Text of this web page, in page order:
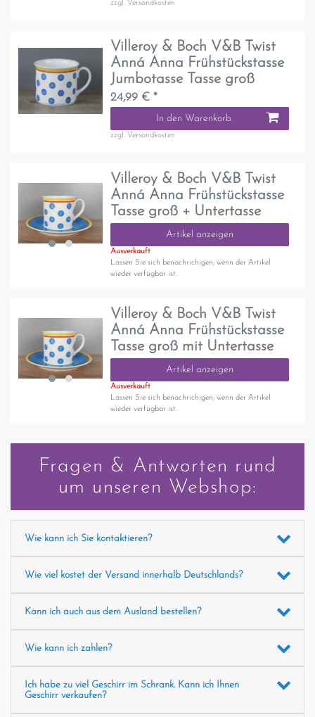
zzgl. Versandkosten
Villeroy & Boch V&B Twist
Anná Anna Frühstückstasse
Jumbotasse Tasse groß
24,99 € *
In den Warenkorb
zzgl. Versandkosten
Villeroy & Boch V&B Twist
Anná Anna Frühstückstasse
Tasse groß + Untertasse
Artikel anzeigen
Ausverkauft
Lassen Sie sich benachrichigen, wenn der Artikel
wieder verfügbar ist.
Villeroy & Boch V&B Twist
Anná Anna Frühstückstasse
Tasse groß mit Untertasse
Artikel anzeigen
Ausverkauft
Lassen Sie sich benachrichigen, wenn der Artikel
wieder verfügbar ist.
Fragen & Antworten rund
um unseren Webshop:
Wie kann ich Sie kontaktieren?
Wie viel kostet der Versand innerhalb Deutschlands?
Kann ich auch aus dem Ausland bestellen?
Wie kann ich zahlen?
Ich habe zu viel Geschirr im Schrank. Kann ich Ihnen
Geschirr verkaufen?